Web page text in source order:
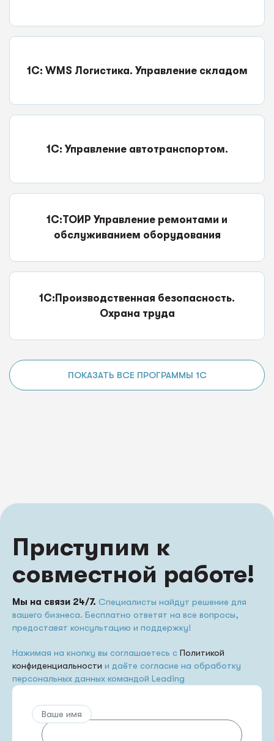
1С: WMS Логистика. Управление складом
1С: Управление автотранспортом.
1С:ТОИР Управление ремонтами и
обслуживанием оборудования
1С:Производственная безопасность.
Охрана труда
ПОКАЗАТЬ ВСЕ ПРОГРАММЫ 1С
Приступим к
совместной работе!
Мы на связи 24/7. Специалисты найдут решение для
вашего бизнеса. Бесплатно ответят на все вопросы,
предоставят консультацию и поддержку!
Нажимая на кнопку вы соглашаетесь с Политикой
конфиденциальности и даёте согласие на обработку
персональных данных командой Leading
Ваше имя